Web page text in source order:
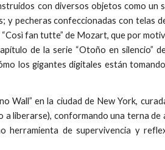
con diversos objetos como un
pecheras confeccionadas con telas
fan tutte” de Mozart, que por
de la serie “Otoño en silencio”
los gigantes digitales están
Wall” en la ciudad de New York,
liberarse), conformando una terna
de supervivencia y